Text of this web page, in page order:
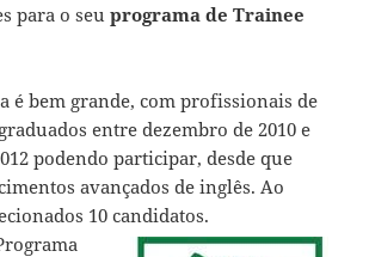
para o seuprograma de Trainee
é bem grande, com profissionais de
entre dezembro de 2010 e
podendo participar, desde que
avançados de inglês. Ao
10 candidatos.